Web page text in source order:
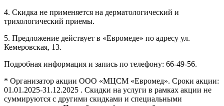
4. Скидка не применяется на дерматологический и
трихологический приемы.
5. Предложение действует в «Евромеде» по адресу ул.
Кемеровская, 13.
Подробная информация и запись по телефону: 66-49-56.
* Организатор акции ООО «МЦСМ «Евромед». Сроки акции:
01.01.2025-31.12.2025 . Скидки на услуги в рамках акции не
суммируются с другими скидками и специальными